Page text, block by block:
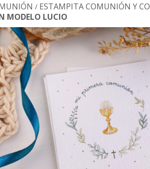
/ ESTAMPITA COMUNIÓN Y
MODELO LUCIO